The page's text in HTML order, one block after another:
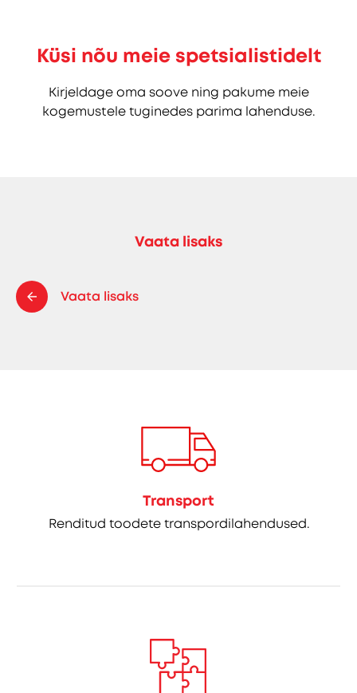
Küsi nõu meie spetsialistidelt
Kirjeldage oma soove ning pakume meie
kogemustele tuginedes parima lahenduse.
Vaata lisaks
Vaata lisaks
Transport
Renditud toodete transpordilahendused.